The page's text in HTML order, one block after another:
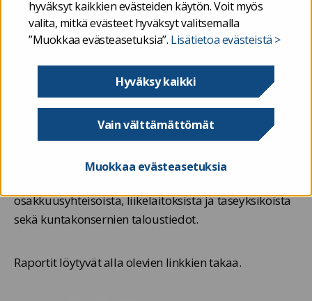
hyväksyt kaikkien evästeiden käytön. Voit myös
valita, mitkä evästeet hyväksyt valitsemalla
”Muokkaa evästeasetuksia”. Lisätietoa evästeistä >
Hyväksy kaikki
Vain välttämättömät
Muokkaa evästeasetuksia
kuntien itsensä Valtiokonttorin kuntatalouden
tietopalveluun raportoimiin tietoihin.
Tilinpäätöstiedot raportoidaan sekä koko kunnan
tasolla (AKKNR) että palveluluokittain jaoteltuna
(ATPT). Lisäksi raportoidaan kunnan
rahoituslaskelma ja tilinpäätöstietoja täydentävät
muut liitetiedot.
Kuntatalouden tietopalveluun raportoidaan myös
osakkuusyhteisöistä, liikelaitoksista ja taseyksiköistä
sekä kuntakonsernien taloustiedot.
Raportit löytyvät alla olevien linkkien takaa.